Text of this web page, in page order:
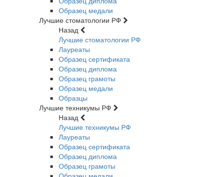
Образец медали
Лучшие стоматологии РФ
Назад
Лучшие стоматологии РФ
Лауреаты
Образец сертификата
Образец диплома
Образец грамоты
Образец медали
Образцы
Лучшие техникумы РФ
Назад
Лучшие техникумы РФ
Лауреаты
Образец сертификата
Образец диплома
Образец грамоты